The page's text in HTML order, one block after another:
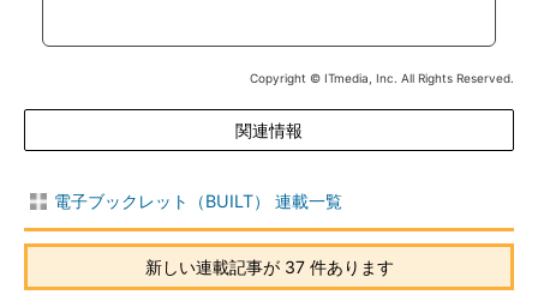
Copyright © ITmedia, Inc. All Rights Reserved.
関連情報
電子ブックレット（BUILT） 連載一覧
新しい連載記事が 37 件あります